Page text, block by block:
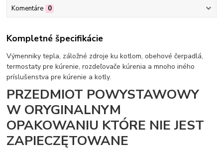
Komentáre 0
Kompletné špecifikácie
Výmenniky tepla, záložné zdroje ku kotlom, obehové čerpadlá,
termostaty pre kúrenie, rozdeľovače kúrenia a mnoho iného
príslušenstva pre kúrenie a kotly.
PRZEDMIOT POWYSTAWOWY
W ORYGINALNYM
OPAKOWANIU KTÓRE NIE JEST
ZAPIECZĘTOWANE